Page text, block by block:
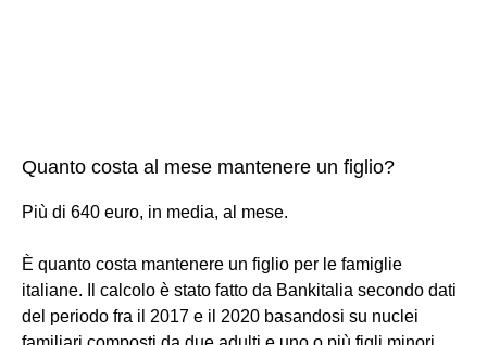
Quanto costa al mese mantenere un figlio?
Più di 640 euro, in media, al mese.
È quanto costa mantenere un figlio per le famiglie
italiane. Il calcolo è stato fatto da Bankitalia secondo dati
del periodo fra il 2017 e il 2020 basandosi su nuclei